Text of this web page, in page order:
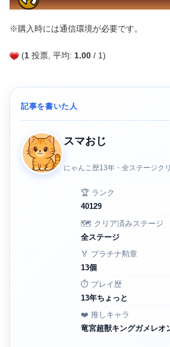
※購入時には通信環境が必要です。
(1 投票, 平均: 1.00 / 1)
記事を書いた人
スマおじ
にゃんこ歴13年・全ステージク
🏆 ランク
40129
🗺️ クリア済みステージ
全ステージ
🏅 プラチナ勲章
13個
⏱️ プレイ歴
13年ちょっと
❤️ 推しキャラ
竜宮超獣キングガメレオ